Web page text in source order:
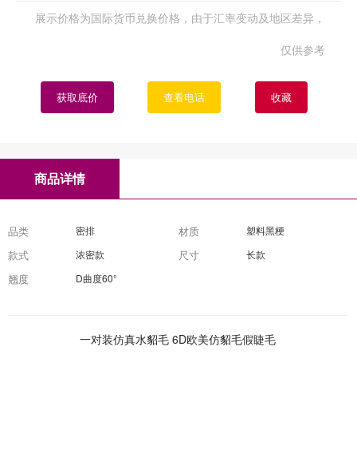
展示价格为国际货币兑换价格，由于汇率变动及地区差异，
仅供参考
获取底价 查看电话 收藏
商品详情
品类 密排 材质 塑料黑梗
款式 浓密款 尺寸 长款
翘度 D曲度60°
一对装仿真水貂毛 6D欧美仿貂毛假睫毛